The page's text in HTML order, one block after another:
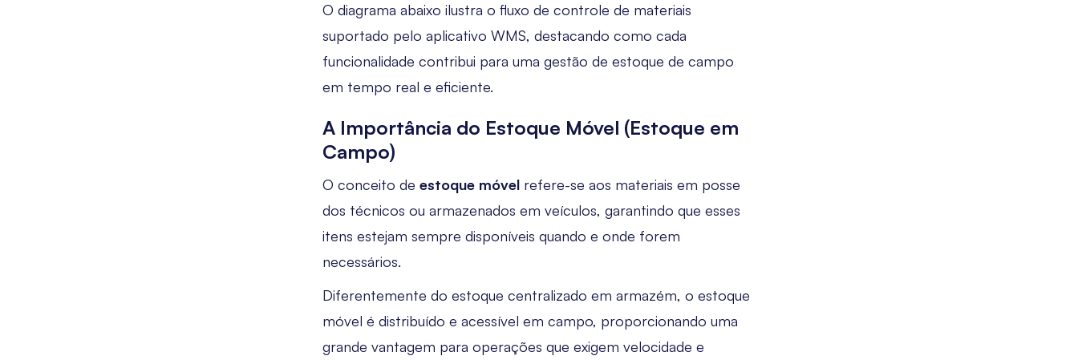
O diagrama abaixo ilustra o fluxo de controle de materiais
suportado pelo aplicativo WMS, destacando como cada
funcionalidade contribui para uma gestão de estoque de campo
em tempo real e eficiente.
A Importância do Estoque Móvel (Estoque em
Campo)
O conceito de estoque móvel refere-se aos materiais em posse
dos técnicos ou armazenados em veículos, garantindo que esses
itens estejam sempre disponíveis quando e onde forem
necessários.
Diferentemente do estoque centralizado em armazém, o estoque
móvel é distribuído e acessível em campo, proporcionando uma
grande vantagem para operações que exigem velocidade e